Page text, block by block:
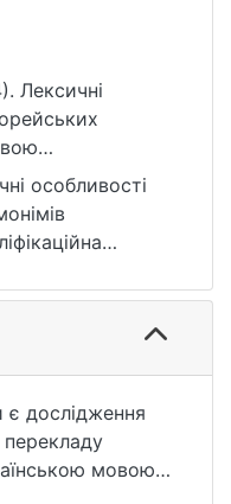
Лексичні
Тараса
15071834/254
особливості
2024. 46 с.
15071834/254
дослідження
мовою і